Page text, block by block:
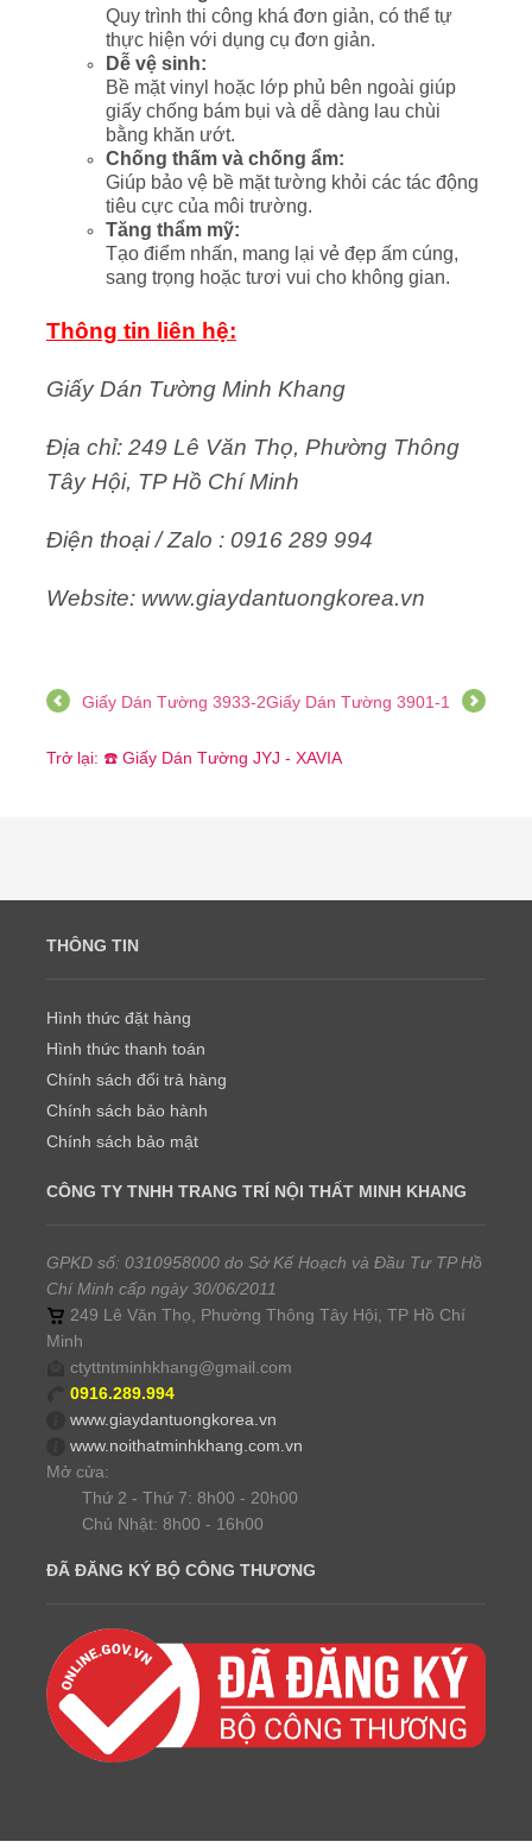
Quy trình thi công khá đơn giản, có thể tự
thực hiện với dụng cụ đơn giản.
Dễ vệ sinh:
Bề mặt vinyl hoặc lớp phủ bên ngoài giúp
giấy chống bám bụi và dễ dàng lau chùi
bằng khăn ướt.
Chống thấm và chống ẩm:
Giúp bảo vệ bề mặt tường khỏi các tác động
tiêu cực của môi trường.
Tăng thẩm mỹ:
Tạo điểm nhấn, mang lại vẻ đẹp ấm cúng,
sang trọng hoặc tươi vui cho không gian.
Thông tin liên hệ:
Giấy Dán Tường Minh Khang
Địa chỉ: 249 Lê Văn Thọ, Phường Thông
Tây Hội, TP Hồ Chí Minh
Điện thoại / Zalo : 0916 289 994
Website: www.giaydantuongkorea.vn
Giấy Dán Tường 3901-1
Giấy Dán Tường 3933-2
Trở lại: ☎️ Giấy Dán Tường JYJ - XAVIA
THÔNG TIN
Hình thức đặt hàng
Hình thức thanh toán
Chính sách đổi trả hàng
Chính sách bảo hành
Chính sách bảo mật
CÔNG TY TNHH TRANG TRÍ NỘI THẤT MINH KHANG
GPKD số: 0310958000 do Sở Kế Hoạch và Đầu Tư TP Hồ
Chí Minh cấp ngày 30/06/2011
249 Lê Văn Thọ, Phường Thông Tây Hội, TP Hồ Chí
Minh
ctyttntminhkhang@gmail.com
0916.289.994
www.giaydantuongkorea.vn
www.noithatminhkhang.com.vn
Mở cửa:
Thứ 2 - Thứ 7: 8h00 - 20h00
Chủ Nhật: 8h00 - 16h00
ĐÃ ĐĂNG KÝ BỘ CÔNG THƯƠNG